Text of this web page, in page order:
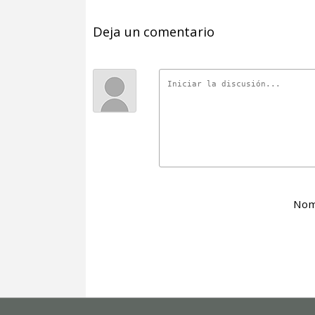
Deja un comentario